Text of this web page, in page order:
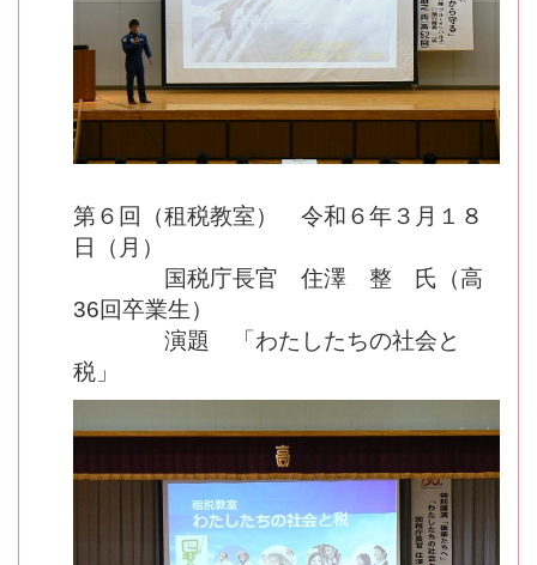
第６回（租税教室） 令和６年３月１８
日（月）
国税庁長官 住澤 整 氏（高
36回卒業生）
演題 「わたしたちの社会と
税」